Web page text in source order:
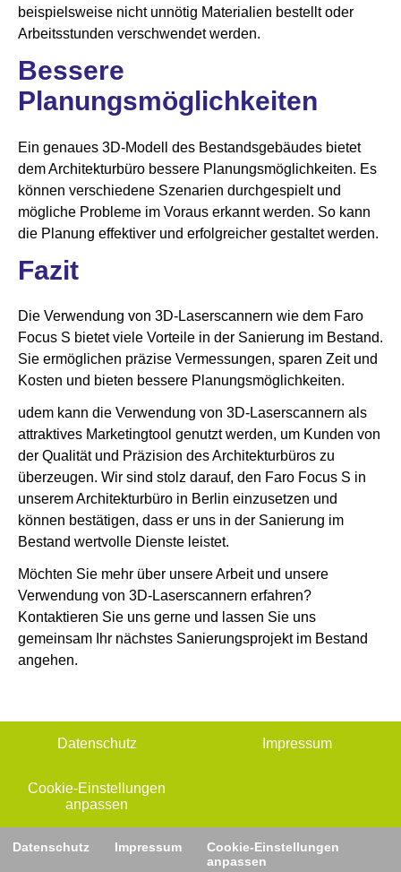
beispielsweise nicht unnötig Materialien bestellt oder
Arbeitsstunden verschwendet werden.
Bessere
Planungsmöglichkeiten
Ein genaues 3D-Modell des Bestandsgebäudes bietet
dem Architekturbüro bessere Planungsmöglichkeiten. Es
können verschiedene Szenarien durchgespielt und
mögliche Probleme im Voraus erkannt werden. So kann
die Planung effektiver und erfolgreicher gestaltet werden.
Fazit
Die Verwendung von 3D-Laserscannern wie dem Faro
Focus S bietet viele Vorteile in der Sanierung im Bestand.
Sie ermöglichen präzise Vermessungen, sparen Zeit und
Kosten und bieten bessere Planungsmöglichkeiten.
udem kann die Verwendung von 3D-Laserscannern als
attraktives Marketingtool genutzt werden, um Kunden von
der Qualität und Präzision des Architekturbüros zu
überzeugen. Wir sind stolz darauf, den Faro Focus S in
unserem Architekturbüro in Berlin einzusetzen und
können bestätigen, dass er uns in der Sanierung im
Bestand wertvolle Dienste leistet.
Möchten Sie mehr über unsere Arbeit und unsere
Verwendung von 3D-Laserscannern erfahren?
Kontaktieren Sie uns gerne und lassen Sie uns
gemeinsam Ihr nächstes Sanierungsprojekt im Bestand
angehen.
Datenschutz Impressum
Cookie-Einstellungen
anpassen
Datenschutz Impressum
Cookie-Einstellungen
anpassen